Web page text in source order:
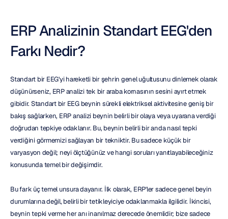
ERP Analizinin Standart EEG'den
Farkı Nedir?
Standart bir EEG'yi hareketli bir şehrin genel uğultusunu dinlemek olarak
düşünürseniz, ERP analizi tek bir araba kornasının sesini ayırt etmek
gibidir. Standart bir EEG beynin sürekli elektriksel aktivitesine geniş bir
bakış sağlarken, ERP analizi beynin belirli bir olaya veya uyarana verdiği
doğrudan tepkiye odaklanır. Bu, beynin belirli bir anda nasıl tepki
verdiğini görmemizi sağlayan bir tekniktir. Bu sadece küçük bir
varyasyon değil; neyi ölçtüğünüz ve hangi soruları yanıtlayabileceğiniz
konusunda temel bir değişimdir.
Bu fark üç temel unsura dayanır. İlk olarak, ERP'ler sadece genel beyin
durumlarına değil, belirli bir tetikleyiciye odaklanmakla ilgilidir. İkincisi,